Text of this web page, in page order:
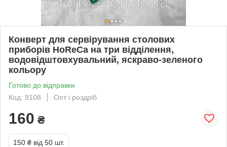
Конверт для сервірування столових
приборів HoReCa на три відділення,
водовідштовхувальний, яскраво-зеленого
кольору
Готово до відправки
Код: 9108
Опт і роздріб
160 ₴
150 ₴ від 50 шт.